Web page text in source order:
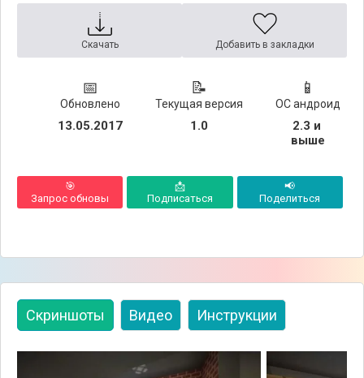
Скачать Добавить в закладки
📅
Обновлено
13.05.2017
📝
Текущая версия
1.0
📱
ОС андроид
2.3 и
выше
🎯
Запрос обновы
📩
Подписаться
📢
Поделиться
Скриншоты Видео Инструкции